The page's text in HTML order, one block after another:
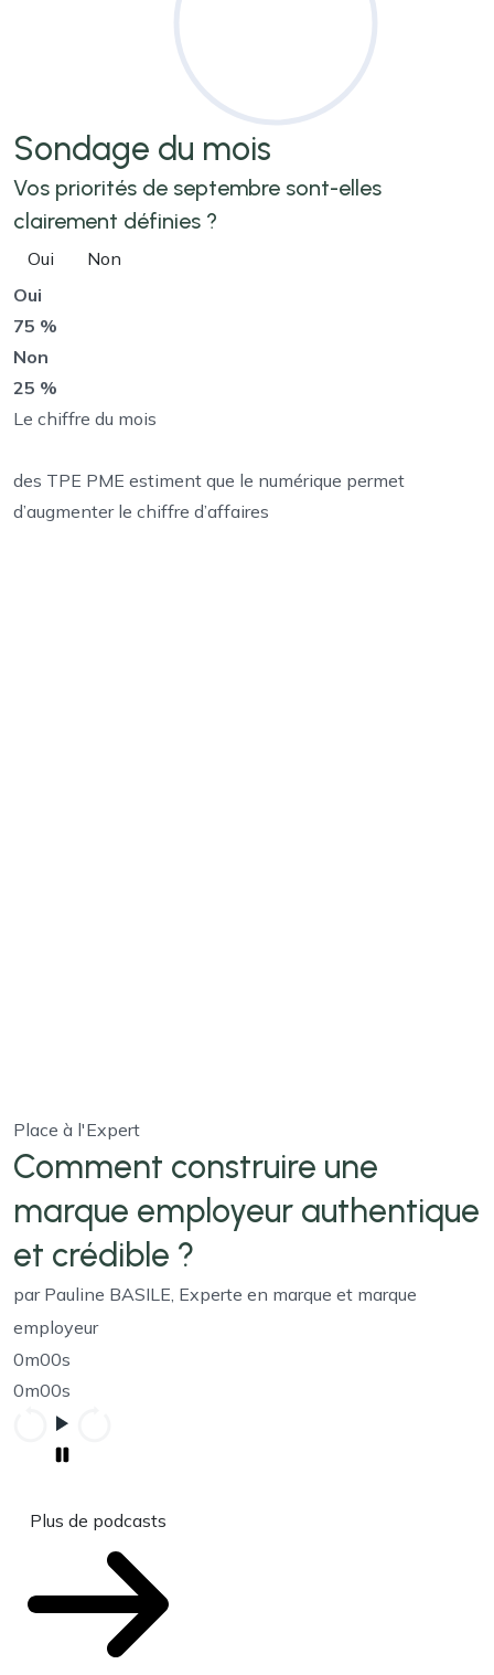
Sondage du mois
Vos priorités de septembre sont-elles
clairement définies ?
Oui
Non
Oui
75 %
Non
25 %
Le chiffre du mois
des TPE PME estiment que le numérique permet
d’augmenter le chiffre d’affaires
Place à l'Expert
Comment construire une
marque employeur authentique
et crédible ?
par Pauline BASILE, Experte en marque et marque
employeur
0m00s
0m00s
Plus de podcasts